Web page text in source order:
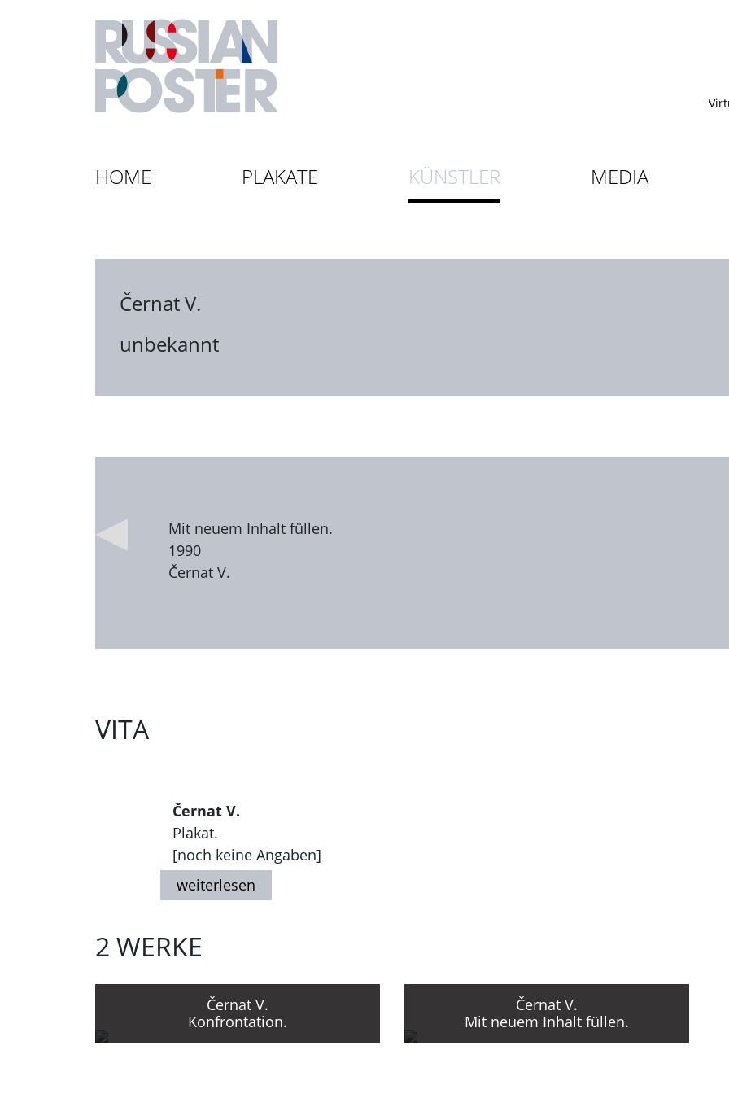
HOME PLAKATE KÜNSTLER MEDIA
Černat V.
unbekannt
Mit neuem Inhalt füllen.
1990
Černat V.
VITA
Černat V.
Plakat.
[noch keine Angaben]
2 WERKE
Černat V.
Konfrontation.
Černat V.
Mit neuem Inhalt füllen.